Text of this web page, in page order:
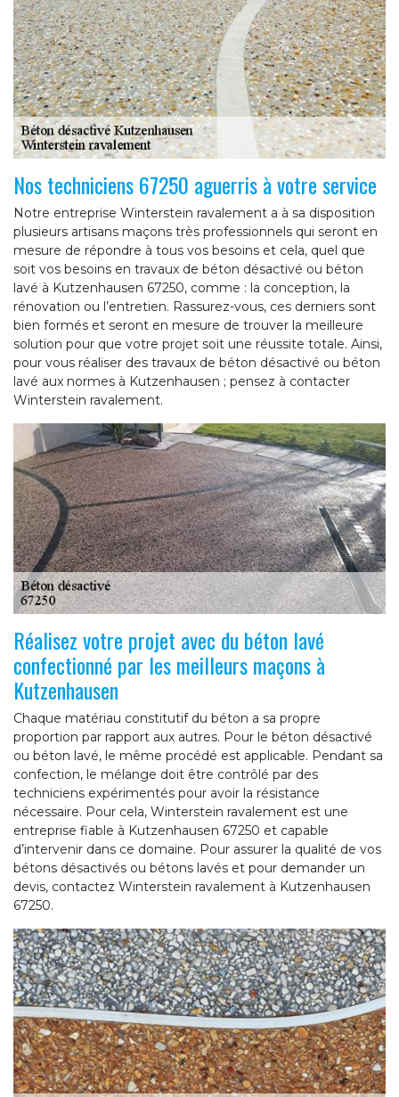
Nos techniciens 67250 aguerris à votre service
Notre entreprise Winterstein ravalement a à sa disposition
plusieurs artisans maçons très professionnels qui seront en
mesure de répondre à tous vos besoins et cela, quel que
soit vos besoins en travaux de béton désactivé ou béton
lavé à Kutzenhausen 67250, comme : la conception, la
rénovation ou l’entretien. Rassurez-vous, ces derniers sont
bien formés et seront en mesure de trouver la meilleure
solution pour que votre projet soit une réussite totale. Ainsi,
pour vous réaliser des travaux de béton désactivé ou béton
lavé aux normes à Kutzenhausen ; pensez à contacter
Winterstein ravalement.
Réalisez votre projet avec du béton lavé
confectionné par les meilleurs maçons à
Kutzenhausen
Chaque matériau constitutif du béton a sa propre
proportion par rapport aux autres. Pour le béton désactivé
ou béton lavé, le même procédé est applicable. Pendant sa
confection, le mélange doit être contrôlé par des
techniciens expérimentés pour avoir la résistance
nécessaire. Pour cela, Winterstein ravalement est une
entreprise fiable à Kutzenhausen 67250 et capable
d’intervenir dans ce domaine. Pour assurer la qualité de vos
bétons désactivés ou bétons lavés et pour demander un
devis, contactez Winterstein ravalement à Kutzenhausen
67250.